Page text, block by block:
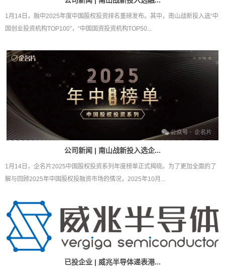
1月14日，融中2025年度中国股权投资排名重磅发布。其中，南山战新投入选“中
国创业投资机构TOP100”，“中国国资投资机构TOP50...
公司新闻 | 南山战新投入选企...
1月14日，企名片2025中国股权投资系列年度榜单正式揭晓。为了更加全面的了
解与回顾2025年中国股权投融资市场的情况，2025年10月...
已投企业 | 威兆半导体递表港...